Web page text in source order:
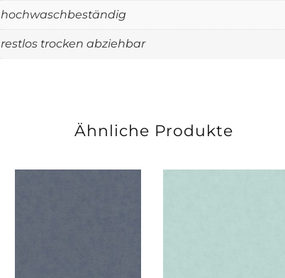
hochwaschbeständig
restlos trocken abziehbar
Ähnliche Produkte